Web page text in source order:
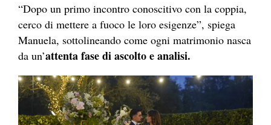
“Dopo un primo incontro conoscitivo con la coppia,
cerco di mettere a fuoco le loro esigenze”, spiega
Manuela, sottolineando come ogni matrimonio nasca
da un’attenta fase di ascolto e analisi.